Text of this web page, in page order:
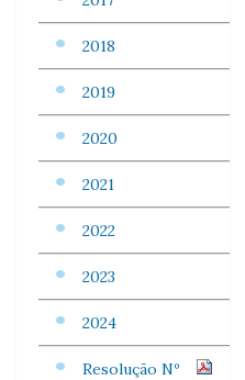
2018
2019
2020
2021
2022
2023
2024
Resolução Nº